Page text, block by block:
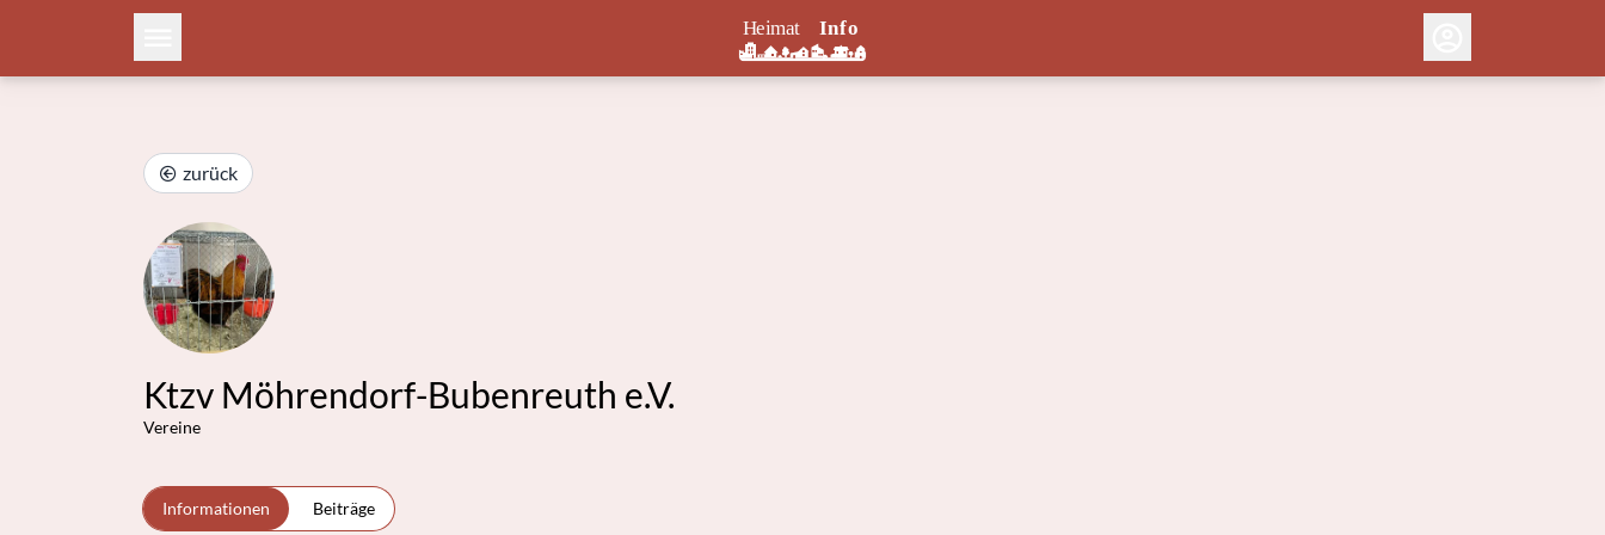
zurück
Ktzv Möhrendorf-Bubenreuth e.V.
Vereine
Informationen Beiträge